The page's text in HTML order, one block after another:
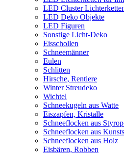
LED Cluster
LED Deko Objekte
LED Figuren
Sonstige Licht-Deko
Eisschollen
Schneemänner
Eulen
Schlitten
Hirsche, Rentiere
Winter Streudeko
Wichtel
Schneekugeln aus Watte
Eiszapfen, Kristalle
Schneeflocken aus
Schneeflocken aus
Schneeflocken aus Holz
Eisbären, Robben